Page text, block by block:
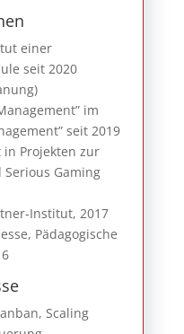
einer
seit 2020
im
seit 2019
Projekten zur
Gaming
Institut, 2017
Pädagogische
Scaling